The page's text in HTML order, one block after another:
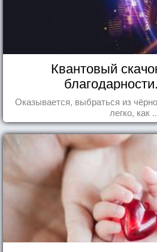
Квантовый
Оказывается, выбраться из
легко, как